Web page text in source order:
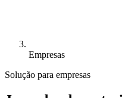
Empresas
Solução para empresas